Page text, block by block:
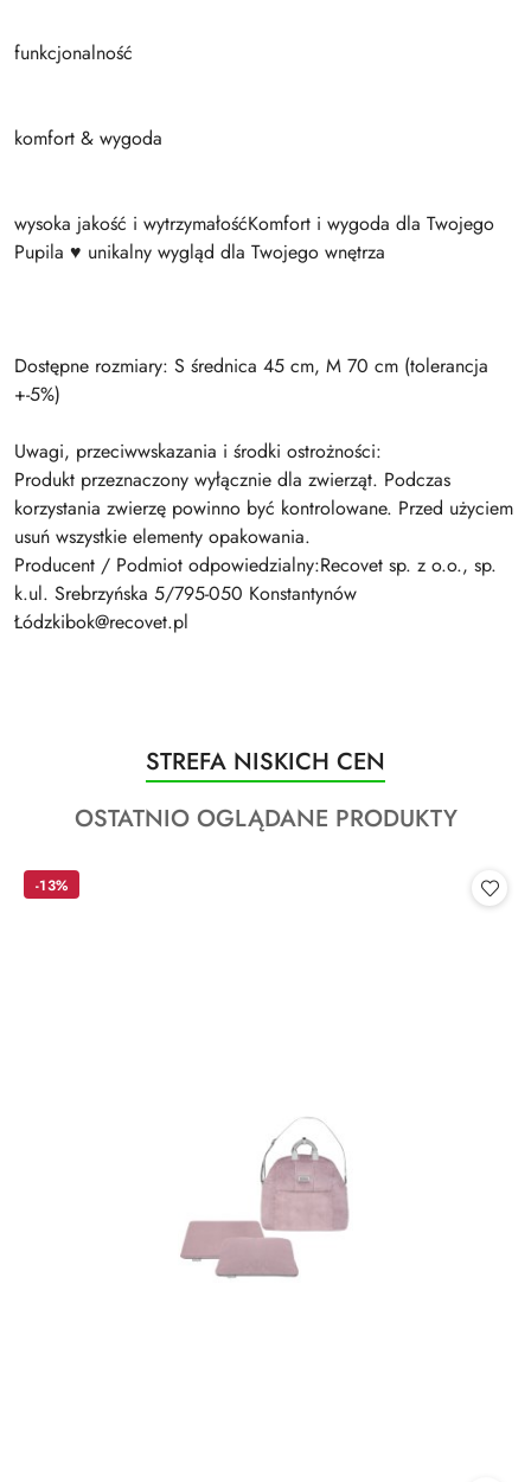
funkcjonalność
komfort & wygoda
wysoka jakość i wytrzymałośćKomfort i wygoda dla Twojego
Pupila ♥ unikalny wygląd dla Twojego wnętrza
Dostępne rozmiary: S średnica 45 cm, M 70 cm (tolerancja
+-5%)
Uwagi, przeciwwskazania i środki ostrożności:
Produkt przeznaczony wyłącznie dla zwierząt. Podczas
korzystania zwierzę powinno być kontrolowane. Przed użyciem
usuń wszystkie elementy opakowania.
Producent / Podmiot odpowiedzialny:Recovet sp. z o.o., sp.
k.ul. Srebrzyńska 5/795-050 Konstantynów
Łódzkibok@recovet.pl
Pomiń karuzelę produktów
Produkty
o
statusie:
STREFA NISKICH CEN
Produkty
statusie:
OSTATNIO OGLĄDANE PRODUKTY
-13%